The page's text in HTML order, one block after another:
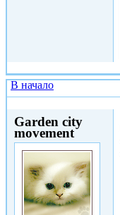
В начало
Garden city
movement